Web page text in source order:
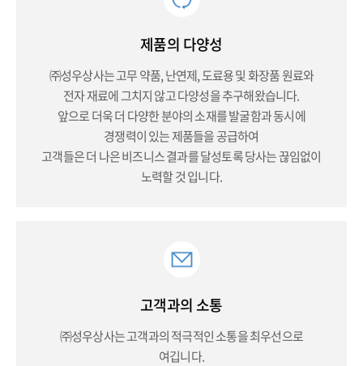
제품의 다양성
㈜성우상사는 고무 약품, 난연제, 도료용 및 화장품 원료와
전자 재료에 그치지 않고 다양성을 추구해왔습니다.
앞으로 더욱 더 다양한 분야의 소재를 발굴함과 동시에
경쟁력이 있는 제품들을 공급하여
고객들은 더 나은 비즈니스 결과를 달성토록 당사는 끊임없이
노력할 것 입니다.
고객과의 소통
㈜성우상사는 고객과의 적극적인 소통을 최우선으로
여깁니다.